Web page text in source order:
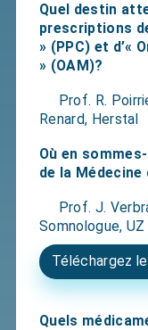
Quel destin
prescriptions
» (PPC) et d’«
» (OAM)?
Prof. R.
Renard, Herstal
Où en
de la Médecine
Prof. J.
Somnologue, UZ
Téléchargez
Quels